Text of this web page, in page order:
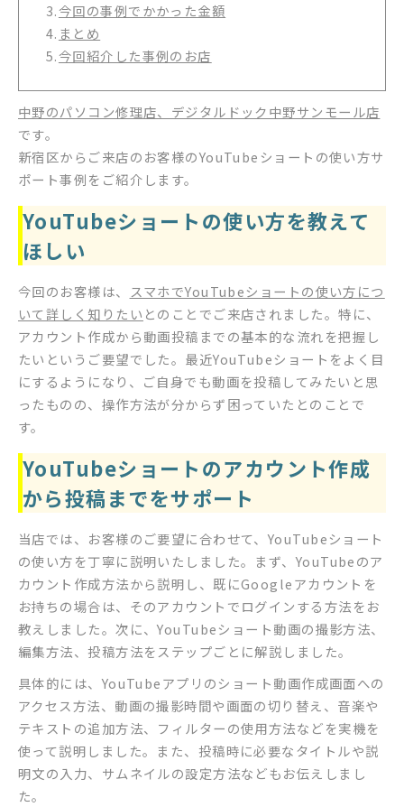
3.今回の事例でかかった金額
4. まとめ
5.今回紹介した事例のお店
中野のパソコン修理店、デジタルドック中野サンモール店
です。
新宿区からご来店のお客様のYouTubeショートの使い方サ
ポート事例をご紹介します。
YouTubeショートの使い方を教えて
ほしい
今回のお客様は、 スマホでYouTubeショートの使い方につ
いて詳しく知りたい とのことでご来店されました。特に、
アカウント作成から動画投稿までの基本的な流れを把握し
たいというご要望でした。最近YouTubeショートをよく目
にするようになり、ご自身でも動画を投稿してみたいと思
ったものの、操作方法が分からず困っていたとのことで
す。
YouTubeショートのアカウント作成
から投稿までをサポート
当店では、お客様のご要望に合わせて、YouTubeショート
の使い方を丁寧に説明いたしました。まず、YouTubeのア
カウント作成方法から説明し、既にGoogleアカウントを
お持ちの場合は、そのアカウントでログインする方法をお
教えしました。次に、YouTubeショート動画の撮影方法、
編集方法、投稿方法をステップごとに解説しました。
具体的には、YouTubeアプリのショート動画作成画面への
アクセス方法、動画の撮影時間や画面の切り替え、音楽や
テキストの追加方法、フィルターの使用方法などを実機を
使って説明しました。また、投稿時に必要なタイトルや説
明文の入力、サムネイルの設定方法などもお伝えしまし
た。